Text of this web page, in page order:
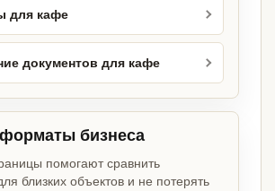
для кафе
документов для кафе
бизнеса
помогают сравнить
близких объектов и не потерять